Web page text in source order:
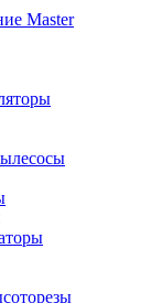
Master